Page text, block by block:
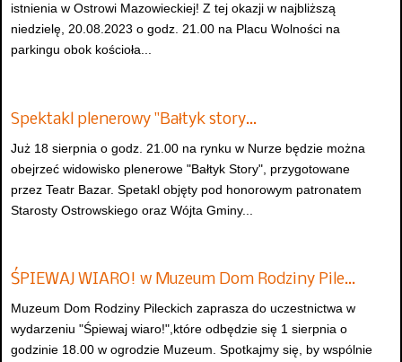
istnienia w Ostrowi Mazowieckiej! Z tej okazji w najbliższą
niedzielę, 20.08.2023 o godz. 21.00 na Placu Wolności na
parkingu obok kościoła...
Spektakl plenerowy "Bałtyk story…
Już 18 sierpnia o godz. 21.00 na rynku w Nurze będzie można
obejrzeć widowisko plenerowe "Bałtyk Story", przygotowane
przez Teatr Bazar. Spetakl objęty pod honorowym patronatem
Starosty Ostrowskiego oraz Wójta Gminy...
ŚPIEWAJ WIARO! w Muzeum Dom Rodziny Pile…
Muzeum Dom Rodziny Pileckich zaprasza do uczestnictwa w
wydarzeniu "Śpiewaj wiaro!",które odbędzie się 1 sierpnia o
godzinie 18.00 w ogrodzie Muzeum. Spotkajmy się, by wspólnie